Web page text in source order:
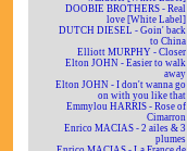
DOOBIE BROTHERS - Real
love [White Label]
DUTCH DIESEL - Goin' back
to China
Elliott MURPHY - Closer
Elton JOHN - Easier to walk
away
Elton JOHN - I don't wanna go
on with you like that
Emmylou HARRIS - Rose of
Cimarron
Enrico MACIAS - 2 ailes & 3
plumes